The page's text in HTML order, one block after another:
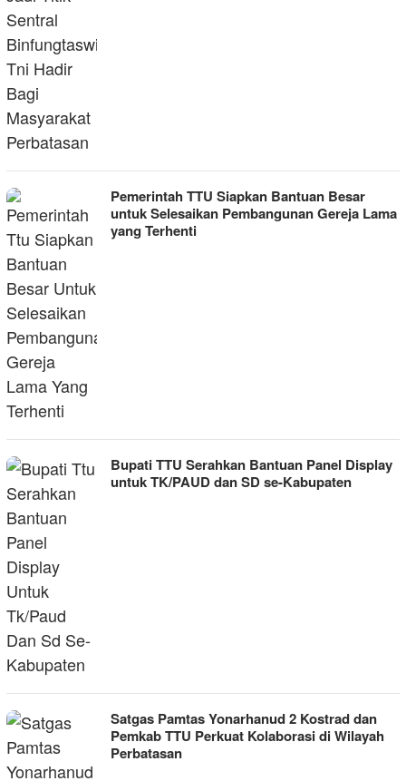
Pemerintah TTU Siapkan Bantuan Besar
untuk Selesaikan Pembangunan Gereja Lama
yang Terhenti
Bupati TTU Serahkan Bantuan Panel Display
untuk TK/PAUD dan SD se-Kabupaten
Satgas Pamtas Yonarhanud 2 Kostrad dan
Pemkab TTU Perkuat Kolaborasi di Wilayah
Perbatasan